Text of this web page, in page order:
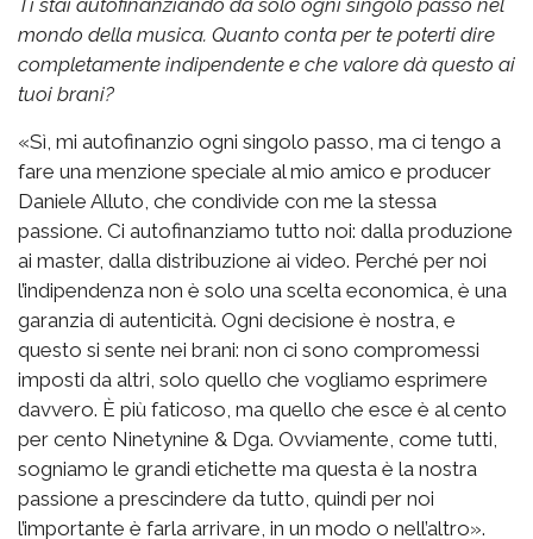
mondo della musica. Quanto conta per te poterti dire
completamente indipendente e che valore dà questo ai
tuoi brani?
«Sì, mi autofinanzio ogni singolo passo, ma ci tengo a
fare una menzione speciale al mio amico e producer
Daniele Alluto, che condivide con me la stessa
passione. Ci autofinanziamo tutto noi: dalla produzione
ai master, dalla distribuzione ai video. Perché per noi
l’indipendenza non è solo una scelta economica, è una
garanzia di autenticità. Ogni decisione è nostra, e
questo si sente nei brani: non ci sono compromessi
imposti da altri, solo quello che vogliamo esprimere
davvero. È più faticoso, ma quello che esce è al cento
per cento Ninetynine & Dga. Ovviamente, come tutti,
sogniamo le grandi etichette ma questa è la nostra
passione a prescindere da tutto, quindi per noi
l’importante è farla arrivare, in un modo o nell’altro».